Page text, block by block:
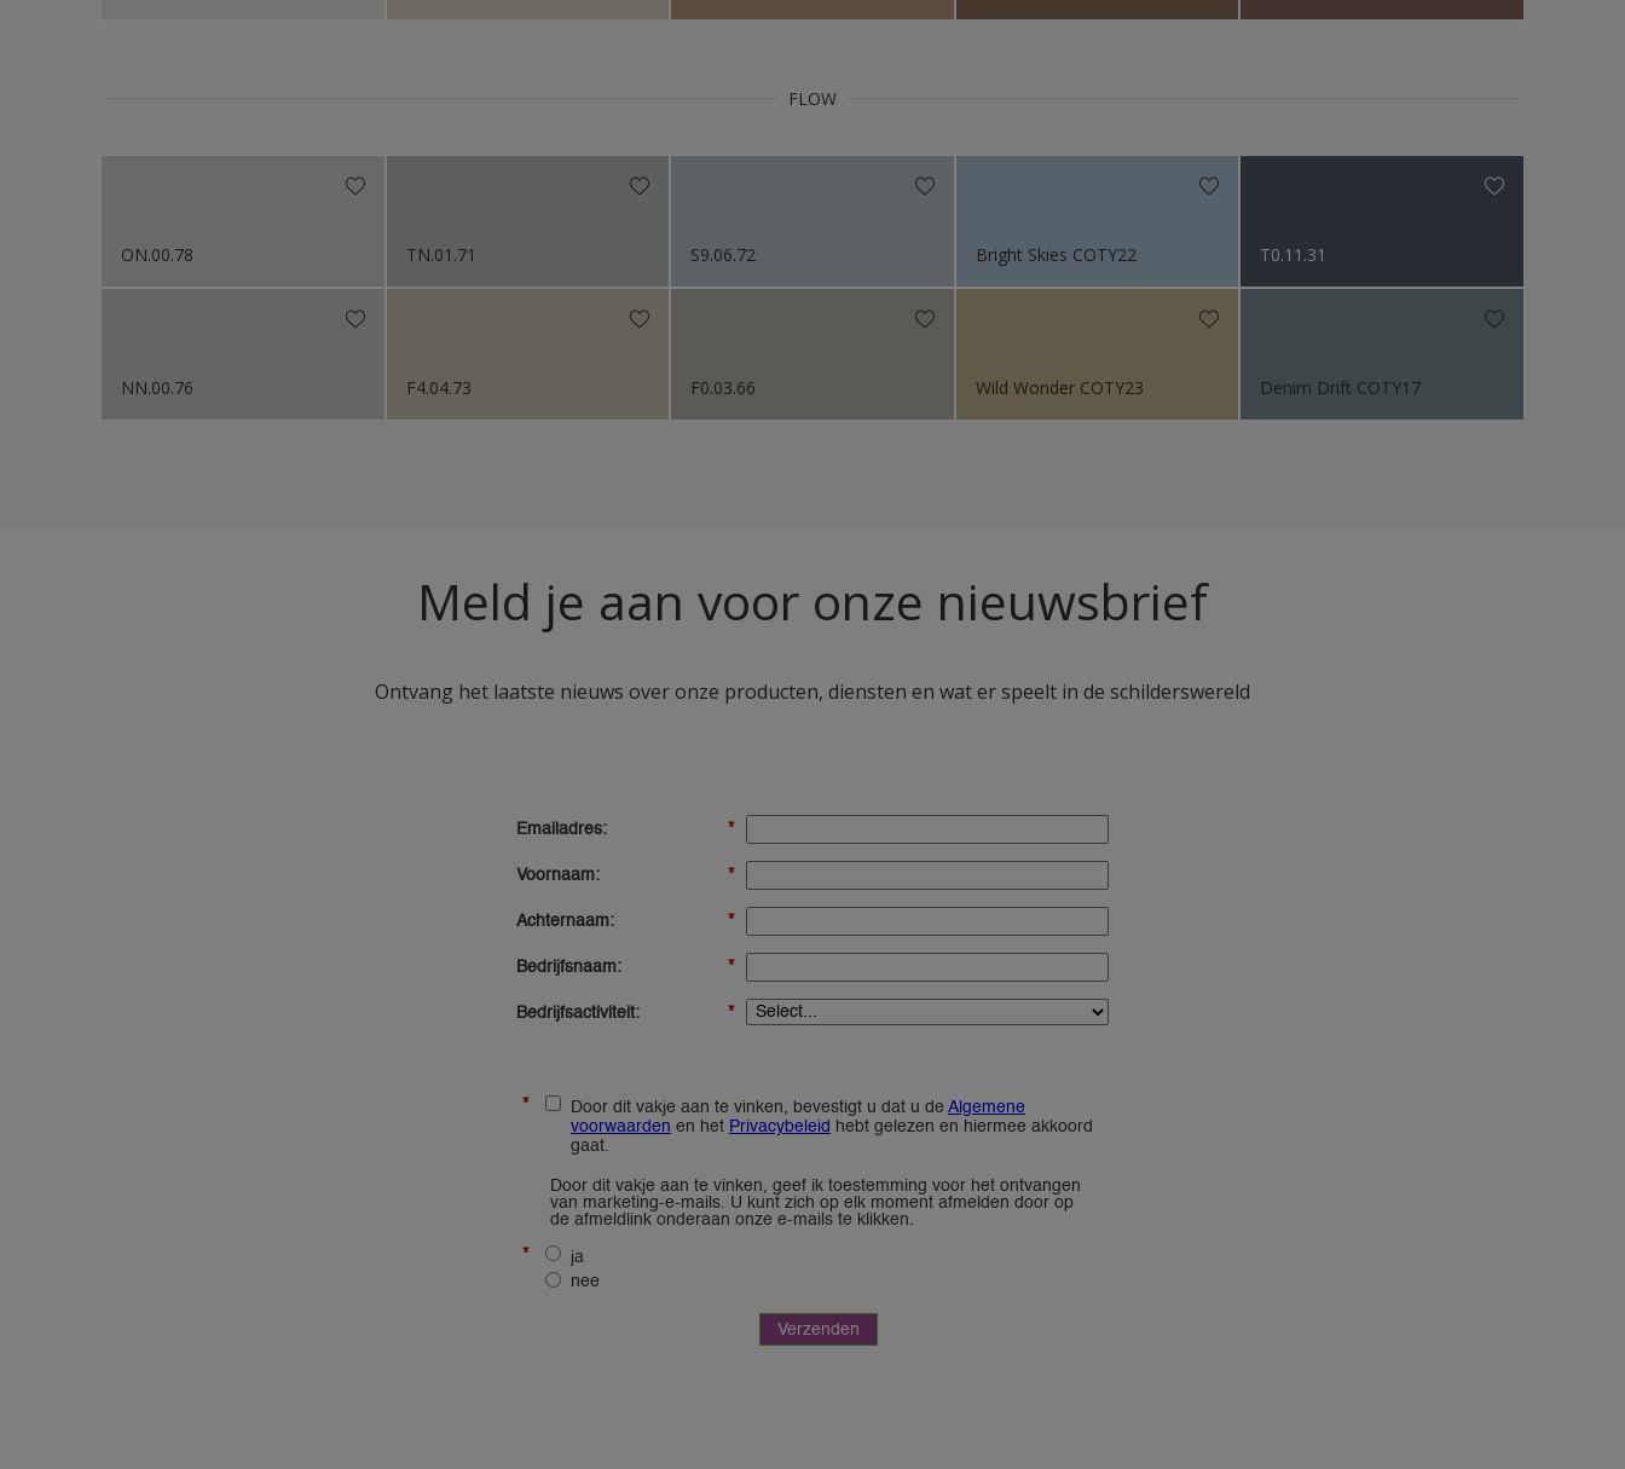
Steenachtig
FLOW
ON.00.78 TN.01.71 S9.06.72 Bright Skies COTY22 T0.11.31
NN.00.76 F4.04.73 F0.03.66 Wild Wonder COTY23 Denim Drift COTY17
Meld je aan voor onze nieuwsbrief
Ontvang het laatste nieuws over onze producten, diensten en wat er speelt in de schilderswereld